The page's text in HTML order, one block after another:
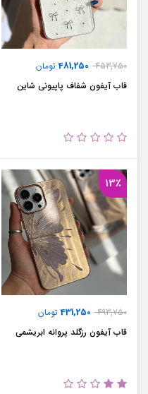
453,750
481,250تومان
قاب آیفون شفاف پاپیونی شاین
13٪
493,750
431,250تومان
قاب آیفون رزگلد پروانه ابریشمی